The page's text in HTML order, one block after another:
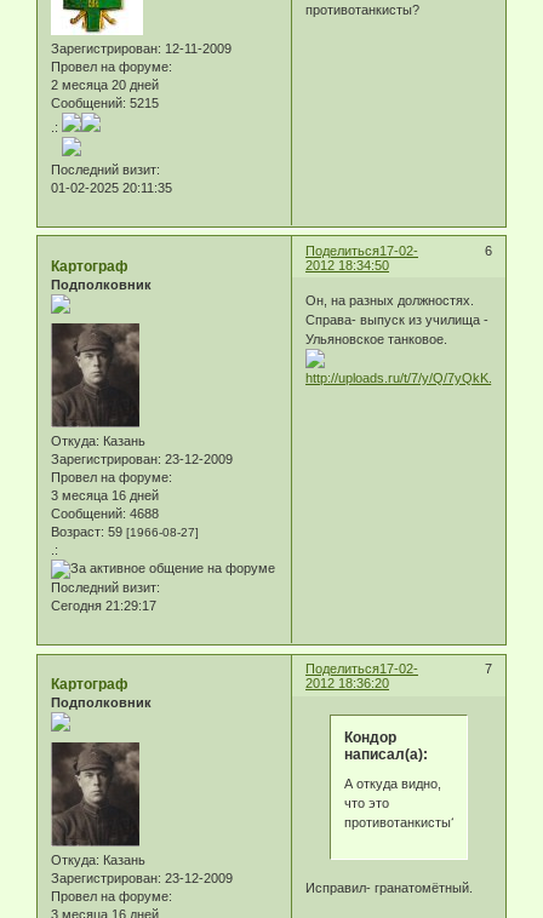
Зарегистрирован: 12-11-2009
Провел на форуме:
2 месяца 20 дней
Сообщений: 5215
.:
Последний визит:
01-02-2025 20:11:35
противотанкисты?
Поделиться 6
17-02-
2012 18:34:50
Картограф
Подполковник
Откуда: Казань
Зарегистрирован: 23-12-2009
Провел на форуме:
3 месяца 16 дней
Сообщений: 4688
Возраст: 59 [1966-08-27]
.:
Последний визит:
Сегодня 21:29:17
Он, на разных должностях.
Справа- выпуск из училища -
Ульяновское танковое.
Поделиться 7
17-02-
2012 18:36:20
Картограф
Подполковник
Откуда: Казань
Зарегистрирован: 23-12-2009
Провел на форуме:
3 месяца 16 дней
Кондор
написал(а):
А откуда видно,
что это
противотанкисты?
Исправил- гранатомётный.